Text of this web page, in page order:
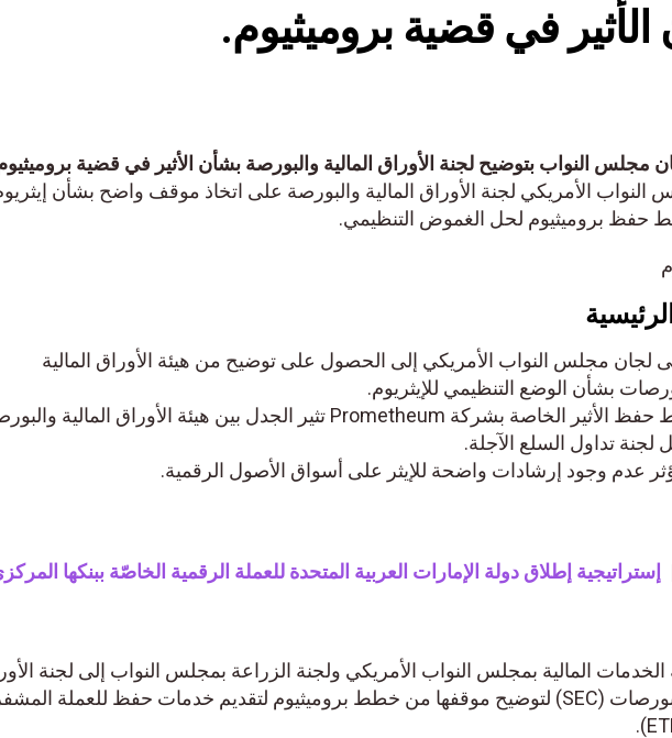
في قضية بروميثيوم.
النواب بتوضيح لجنة الأوراق المالية والبورصة بشأن الأثير في قضية بروميثيوم.
الأمريكي لجنة الأوراق المالية والبورصة على اتخاذ موقف واضح بشأن إيثريوم
بروميثيوم لحل الغموض التنظيمي.
مجلس النواب الأمريكي إلى الحصول على توضيح من هيئة الأوراق المالية
بشأن الوضع التنظيمي للإيثريوم.
خطط حفظ الأثير الخاصة بشركة Prometheum تثير الجدل بين هيئة الأوراق المالية والبورصة
تداول السلع الآجلة.
عدم وجود إرشادات واضحة للإيثر على أسواق الأصول الرقمية.
إطلاق دولة الإمارات العربية المتحدة للعملة الرقمية الخاصّة ببنكها المركزيّ.
المالية بمجلس النواب الأمريكي ولجنة الزراعة بمجلس النواب إلى لجنة الأوراق
المالية والبورصات (SEC) لتوضيح موقفها من خطط بروميثيوم لتقديم خدمات حفظ للعملة المشفرة